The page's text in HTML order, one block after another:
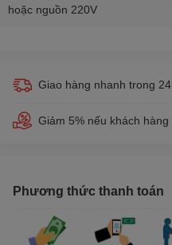
hoặc nguồn 220V
Giao hàng nhanh trong
Giảm 5% nếu khách
Phương thức thanh toán